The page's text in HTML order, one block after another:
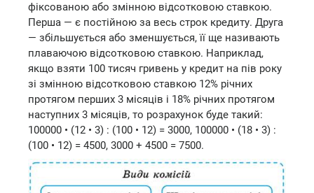
фіксованою або змінною відсотковою ставкою.
Перша — є постійною за весь строк кредиту. Друга
— збільшується або зменшується, її ще називають
плаваючою відсотковою ставкою. Наприклад,
якщо взяти 100 тисяч гривень у кредит на пів року
зі змінною відсотковою ставкою 12% річних
протягом перших 3 місяців і 18% річних протягом
наступних 3 місяців, то розрахунок буде такий:
100000 • (12 • 3) : (100 • 12) = 3000, 100000 • (18 • 3) :
(100 • 12) = 4500, 3000 + 4500 = 7500.